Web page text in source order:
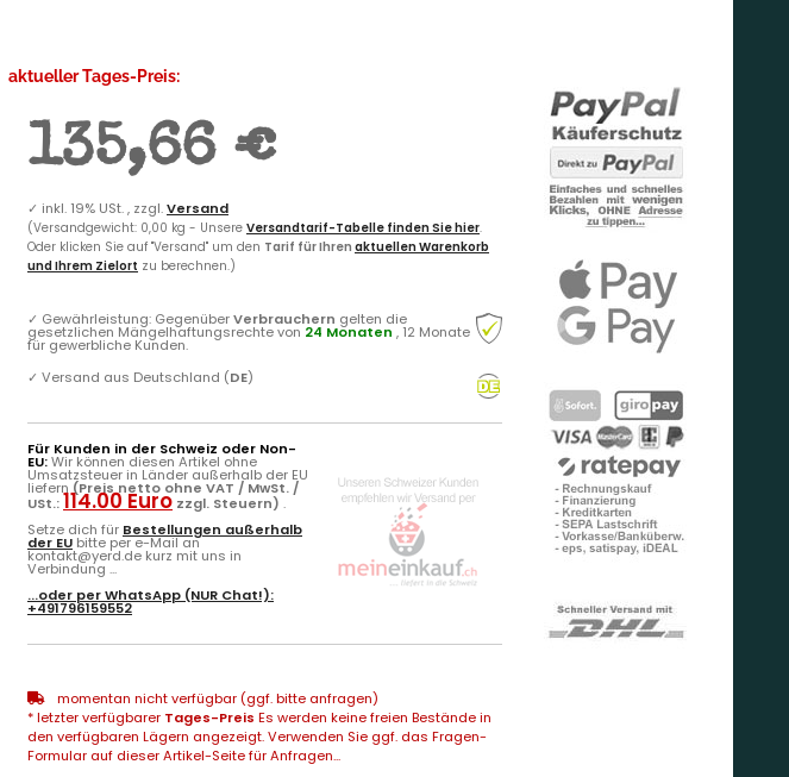
aktueller Tages-Preis:
135,66 €
✓ inkl. 19% USt. , zzgl.Versand
(Versandgewicht: 0,00 kg - Unsere Versandtarif-Tabelle finden Sie hier.
Oder klicken Sie auf "Versand" um den Tarif für Ihren aktuellen Warenkorb
und Ihrem Zielort zu berechnen.)
✓ Gewährleistung: GegenüberVerbrauchern gelten die
gesetzlichen Mängelhaftungsrechte von 24 Monaten , 12 Monate
für gewerbliche Kunden.
✓ Versand aus Deutschland (DE)
Für Kunden in der Schweiz oder Non-
EU:Wir können diesen Artikel ohne
Umsatzsteuer in Länder außerhalb der EU
liefern (Preis netto ohne VAT / MwSt. /
USt.:114.00 Euro zzgl. Steuern) .
Setze dich für Bestellungen außerhalb
der EU bitte per e-Mail an
kontakt@yerd.de kurz mit uns in
Verbindung ...
...oder perWhatsApp (NUR Chat!):
+491796159552
momentan nicht verfügbar (ggf. bitte anfragen)
* letzter verfügbarer Tages-Preis Es werden keine freien Bestände in
den verfügbaren Lägern angezeigt. Verwenden Sie ggf. das Fragen-
Formular auf dieser Artikel-Seite für Anfragen...